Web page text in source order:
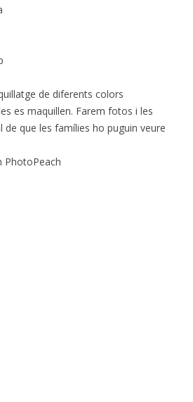
de diferents colors
es maquillen. Farem fotos i les
que les famílies ho puguin veure
PhotoPeach